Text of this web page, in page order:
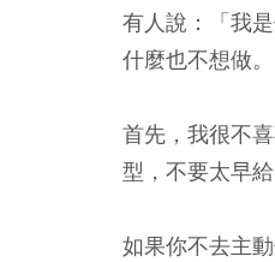
有人說：「我
什麼也不想做。
首先，我很不
型，不要太早
如果你不去主